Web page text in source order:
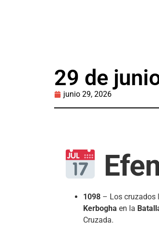
29 de
junio 29, 2026
1098 – Los cruzados
Kerbogha en la
Cruzada.